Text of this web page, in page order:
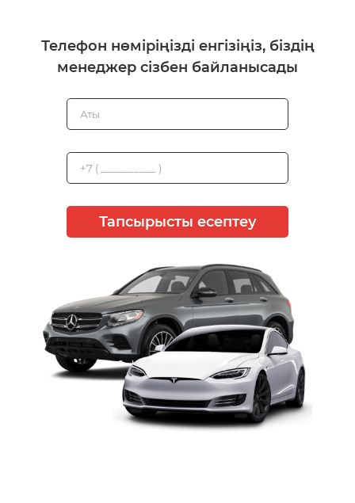
Телефон нөміріңізді енгізіңіз, біздің
менеджер сізбен байланысады
Тапсырысты есептеу